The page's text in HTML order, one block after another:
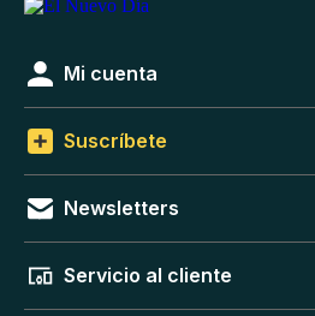
Mi cuenta
Suscríbete
Newsletters
Servicio al cliente